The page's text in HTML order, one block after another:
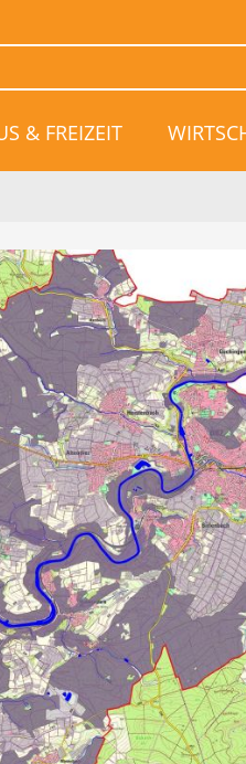
& FREIZEIT